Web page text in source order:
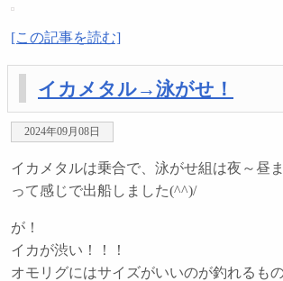
[この記事を読む]
イカメタル→泳がせ！
2024年09月08日
イカメタルは乗合で、泳がせ組は夜～昼
って感じで出船しました(^^)/
が！
イカが渋い！！！
オモリグにはサイズがいいのが釣れるも